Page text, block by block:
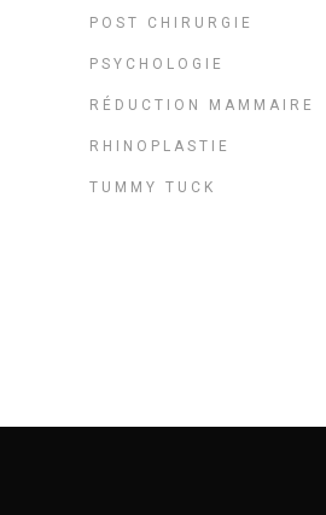
POST CHIRURGIE
PSYCHOLOGIE
RÉDUCTION MAMMAIRE
RHINOPLASTIE
TUMMY TUCK